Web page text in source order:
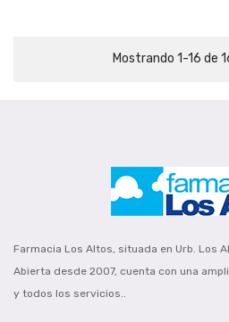
Mostrando 1-16 de
Farmacia Los Altos, situada en Urb. Los
Abierta desde 2007, cuenta con una
y todos los servicios..